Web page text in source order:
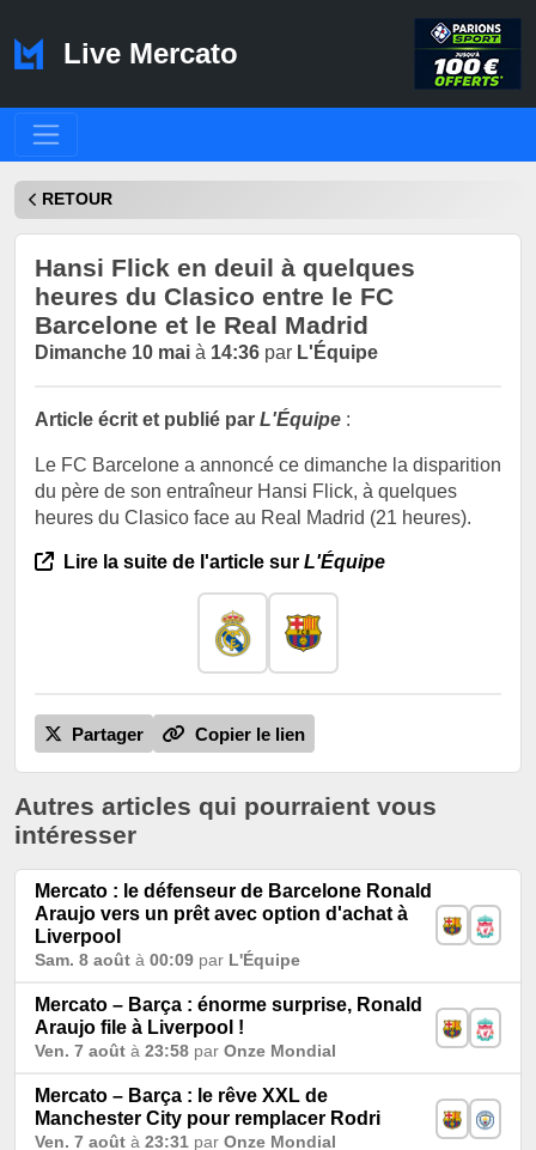
Live Mercato
RETOUR
Hansi Flick en deuil à quelques
heures du Clasico entre le FC
Barcelone et le Real Madrid
Dimanche 10 mai à 14:36 par L'Équipe
Article écrit et publié par L'Équipe :
Le FC Barcelone a annoncé ce dimanche la disparition
du père de son entraîneur Hansi Flick, à quelques
heures du Clasico face au Real Madrid (21 heures).
Lire la suite de l'article sur L'Équipe
Partager Copier le lien
Autres articles qui pourraient vous
intéresser
Mercato : le défenseur de Barcelone Ronald
Araujo vers un prêt avec option d'achat à
Liverpool
Sam. 8 août à 00:09 par L'Équipe
Mercato – Barça : énorme surprise, Ronald
Araujo file à Liverpool !
Ven. 7 août à 23:58 par Onze Mondial
Mercato – Barça : le rêve XXL de
Manchester City pour remplacer Rodri
Ven. 7 août à 23:31 par Onze Mondial